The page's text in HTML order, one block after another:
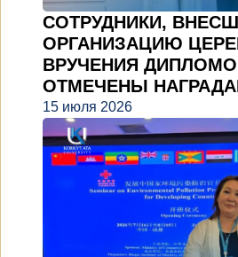
СОТРУДНИКИ,
ОРГАНИЗАЦИЮ
ВРУЧЕНИЯ
ОТМЕЧЕНЫ
15 июля 2026